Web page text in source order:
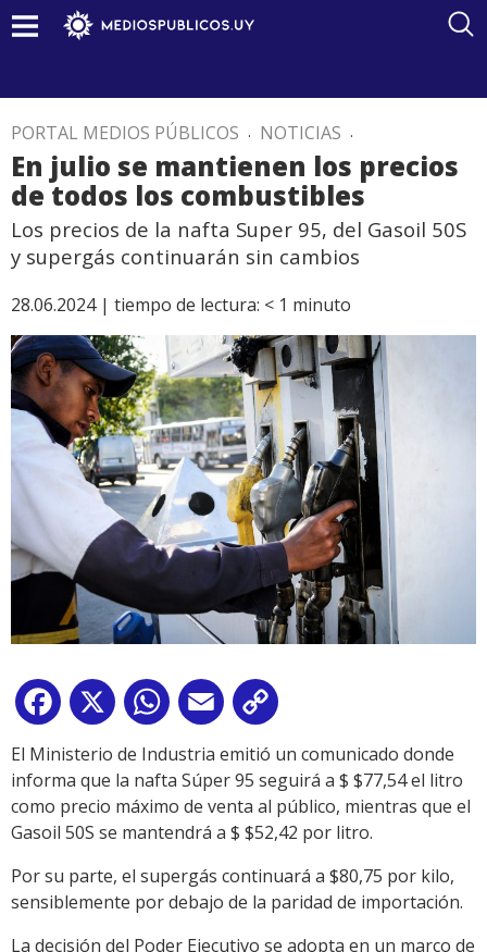
PORTAL MEDIOS PÚBLICOS . NOTICIAS .
En julio se mantienen los precios
de todos los combustibles
Los precios de la nafta Super 95, del Gasoil 50S
y supergás continuarán sin cambios
28.06.2024 | tiempo de lectura: < 1 minuto
Facebook
X WhatsApp
Email
Link
El Ministerio de Industria emitió un comunicado donde
informa que la nafta Súper 95 seguirá a $ $77,54 el litro
como precio máximo de venta al público, mientras que el
Gasoil 50S se mantendrá a $ $52,42 por litro.
Por su parte, el supergás continuará a $80,75 por kilo,
sensiblemente por debajo de la paridad de importación.
La decisión del Poder Ejecutivo se adopta en un marco de